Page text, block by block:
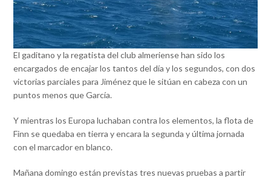
El gaditano y la regatista del club almeriense han sido los
encargados de encajar los tantos del día y los segundos, con dos
victorias parciales para Jiménez que le sitúan en cabeza con un
puntos menos que García.
Y mientras los Europa luchaban contra los elementos, la flota de
Finn se quedaba en tierra y encara la segunda y última jornada
con el marcador en blanco.
Mañana domingo están previstas tres nuevas pruebas a partir